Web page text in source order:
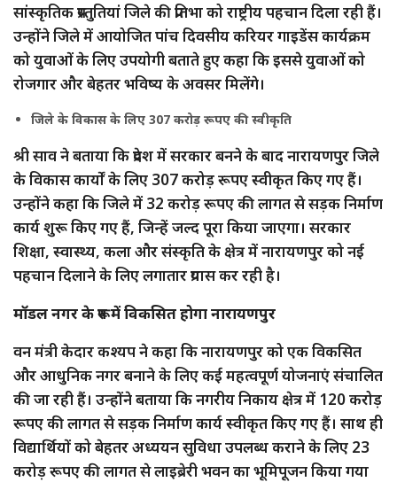
सांस्कृतिक प्रस्तुतियां जिले की प्रतिभा को राष्ट्रीय पहचान दिला रही हैं।
उन्होंने जिले में आयोजित पांच दिवसीय करियर गाइडेंस कार्यक्रम
को युवाओं के लिए उपयोगी बताते हुए कहा कि इससे युवाओं को
रोजगार और बेहतर भविष्य के अवसर मिलेंगे।
जिले के विकास के लिए 307 करोड़ रूपए की स्वीकृति
श्री साव ने बताया कि प्रदेश में सरकार बनने के बाद नारायणपुर जिले
के विकास कार्यों के लिए 307 करोड़ रूपए स्वीकृत किए गए हैं।
उन्होंने कहा कि जिले में 32 करोड़ रूपए की लागत से सड़क निर्माण
कार्य शुरू किए गए हैं, जिन्हें जल्द पूरा किया जाएगा। सरकार
शिक्षा, स्वास्थ्य, कला और संस्कृति के क्षेत्र में नारायणपुर को नई
पहचान दिलाने के लिए लगातार प्रयास कर रही है।
मॉडल नगर के रूप में विकसित होगा नारायणपुर
वन मंत्री केदार कश्यप ने कहा कि नारायणपुर को एक विकसित
और आधुनिक नगर बनाने के लिए कई महत्वपूर्ण योजनाएं संचालित
की जा रही हैं। उन्होंने बताया कि नगरीय निकाय क्षेत्र में 120 करोड़
रूपए की लागत से सड़क निर्माण कार्य स्वीकृत किए गए हैं। साथ ही
विद्यार्थियों को बेहतर अध्ययन सुविधा उपलब्ध कराने के लिए 23
करोड़ रूपए की लागत से लाइब्रेरी भवन का भूमिपूजन किया गया